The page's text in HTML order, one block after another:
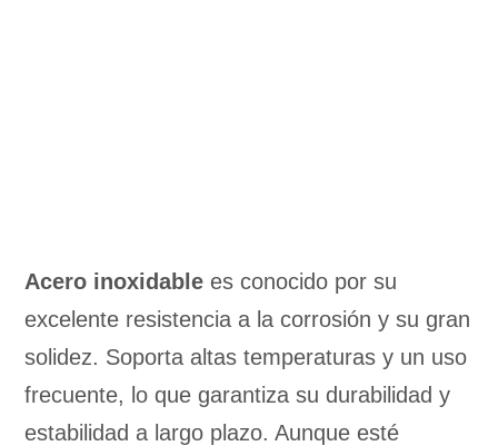
Acero inoxidable es conocido por su
excelente resistencia a la corrosión y su gran
solidez. Soporta altas temperaturas y un uso
frecuente, lo que garantiza su durabilidad y
estabilidad a largo plazo. Aunque esté